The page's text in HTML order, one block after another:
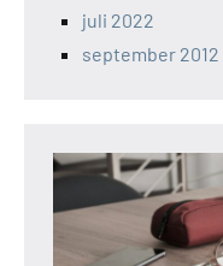
juli 2022
september 2012